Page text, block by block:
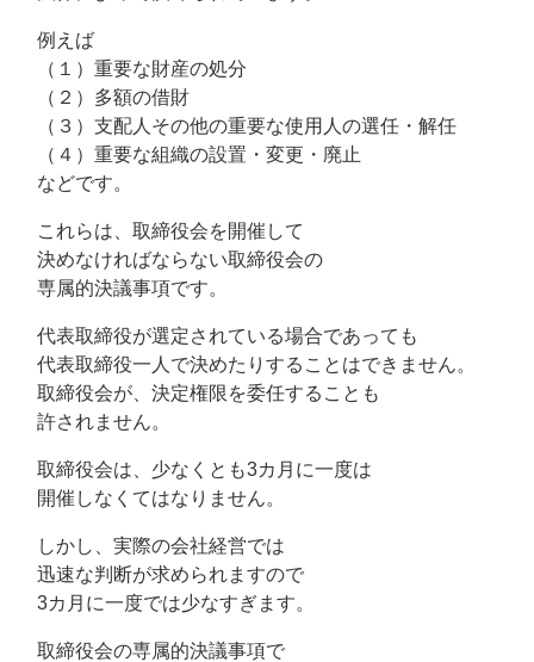
例えば
（１）重要な財産の処分
（２）多額の借財
（３）支配人その他の重要な使用人の選任・解任
（４）重要な組織の設置・変更・廃止
などです。
これらは、取締役会を開催して
決めなければならない取締役会の
専属的決議事項です。
代表取締役が選定されている場合であっても
代表取締役一人で決めたりすることはできません。
取締役会が、決定権限を委任することも
許されません。
取締役会は、少なくとも3カ月に一度は
開催しなくてはなりません。
しかし、実際の会社経営では
迅速な判断が求められますので
3カ月に一度では少なすぎます。
取締役会の専属的決議事項で